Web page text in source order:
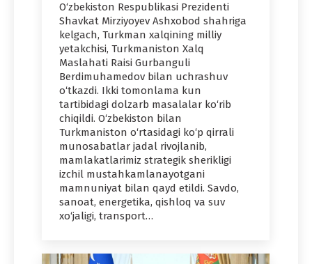
O‘zbekiston Respublikasi Prezidenti
Shavkat Mirziyoyev Ashxobod shahriga
kelgach, Turkman xalqining milliy
yetakchisi, Turkmaniston Xalq
Maslahati Raisi Gurbanguli
Berdimuhamedov bilan uchrashuv
o‘tkazdi. Ikki tomonlama kun
tartibidagi dolzarb masalalar ko‘rib
chiqildi. O‘zbekiston bilan
Turkmaniston o‘rtasidagi ko‘p qirrali
munosabatlar jadal rivojlanib,
mamlakatlarimiz strategik sherikligi
izchil mustahkamlanayotgani
mamnuniyat bilan qayd etildi. Savdo,
sanoat, energetika, qishloq va suv
xo‘jaligi, transport…